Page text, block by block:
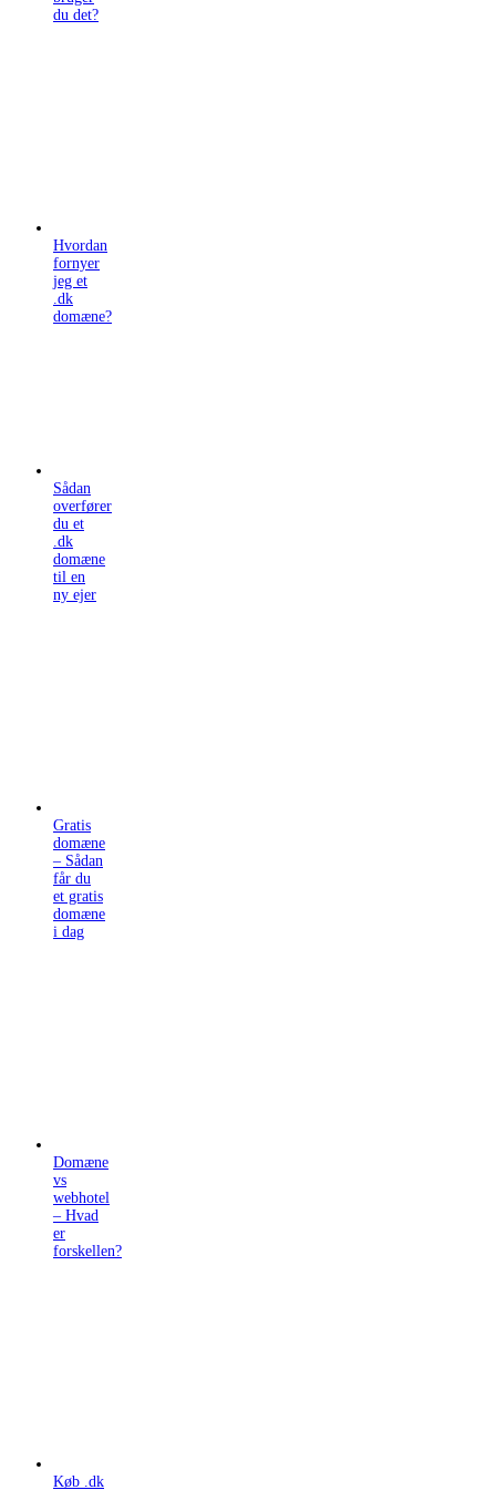
du det?
Hvordan
fornyer
jeg et
.dk
domæne?
Sådan
overfører
du et
.dk
domæne
til en
ny ejer
Gratis
domæne
– Sådan
får du
et gratis
domæne
i dag
Domæne
vs
webhotel
– Hvad
er
forskellen?
Køb .dk